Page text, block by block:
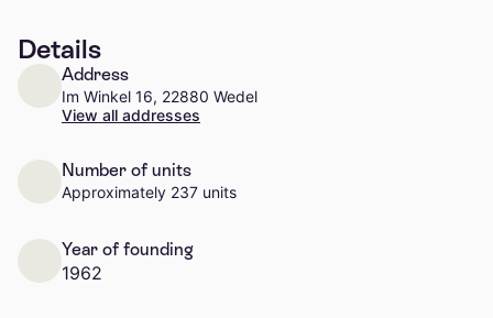
Details
Address
Im Winkel 16, 22880 Wedel
View all addresses
Number of units
Approximately 237 units
Year of founding
1962